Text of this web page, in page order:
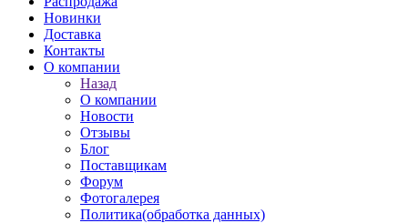
Новинки
Доставка
Контакты
О компании
Назад
О компании
Новости
Отзывы
Блог
Поставщикам
Форум
Фотогалерея
Политика(обработка данных)